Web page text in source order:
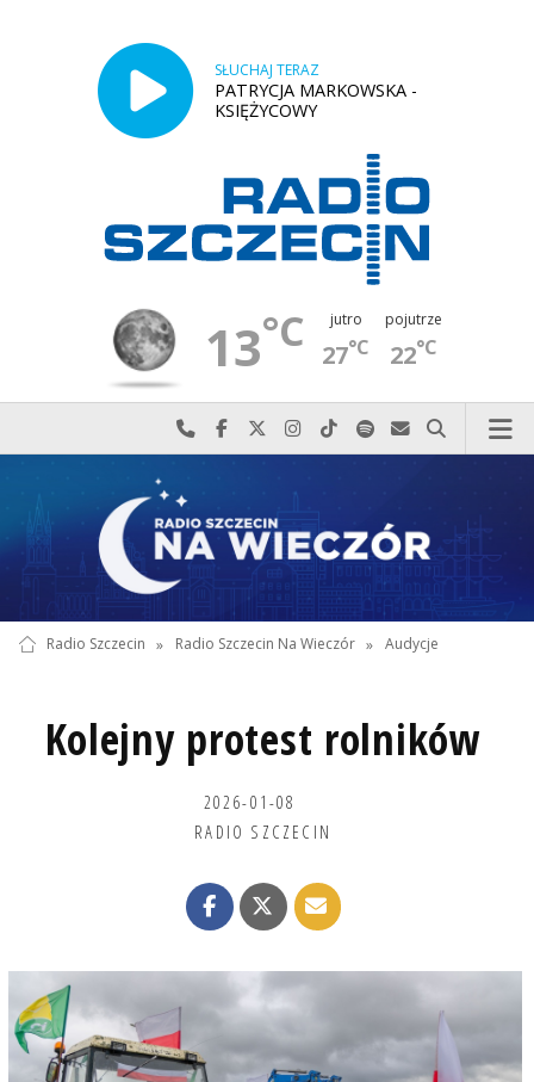
SŁUCHAJ TERAZ
PATRYCJA MARKOWSKA -
KSIĘŻYCOWY
13°C jutro
27°C
pojutrze
22°C
Najlepiej po prostu do nas zadzwoń
Odwiedź nas na Facebook-u
Odwiedź nas na X
Odwiedź nas na Instagram-ie
Odwiedź nas na TikTok-u
Szukaj nas na Spotify
Wyślij do nas
Szukaj
Radio Szczecin » Radio Szczecin Na Wieczór » Audycje
Kolejny protest rolników
2026-01-08
RADIO SZCZECIN